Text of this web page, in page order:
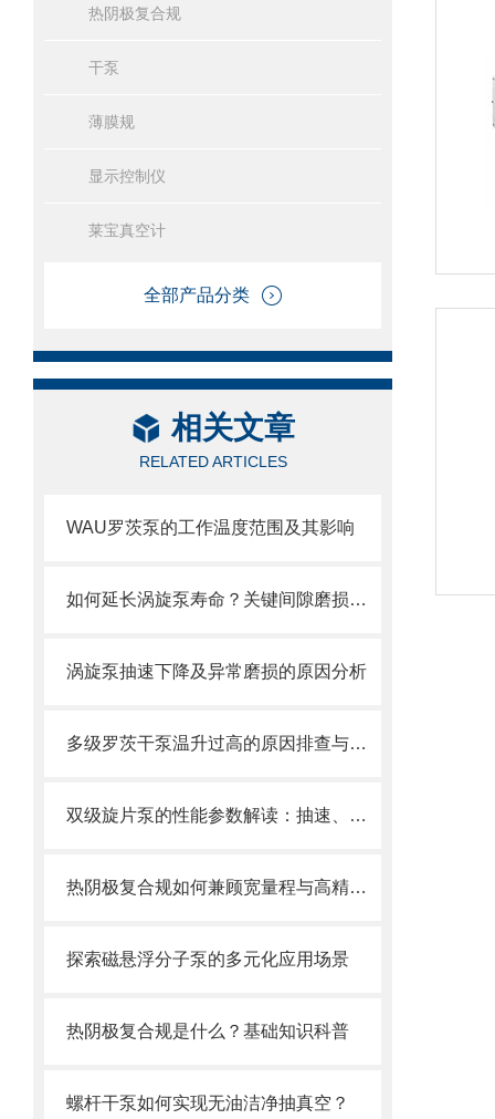
热阴极复合规
干泵
薄膜规
显示控制仪
莱宝真空计
全部产品分类
相关文章
RELATED ARTICLES
WAU罗茨泵的工作温度范围及其影响
如何延长涡旋泵寿命？关键间隙磨损与补偿设计
涡旋泵抽速下降及异常磨损的原因分析
多级罗茨干泵温升过高的原因排查与散热优化
双级旋片泵的性能参数解读：抽速、极限真空、功率如何看？
热阴极复合规如何兼顾宽量程与高精度？
探索磁悬浮分子泵的多元化应用场景
热阴极复合规是什么？基础知识科普
螺杆干泵如何实现无油洁净抽真空？